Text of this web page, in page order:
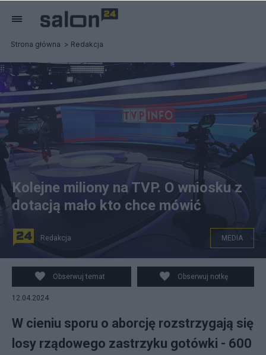
Strona główna Redakcja
Kolejne miliony na TVP. O wniosku z
dotacją mało kto chce mówić
Redakcja MEDIA
Obserwuj temat Obserwuj notkę
12.04.2024
W cieniu sporu o aborcję rozstrzygają się
losy rządowego zastrzyku gotówki - 600